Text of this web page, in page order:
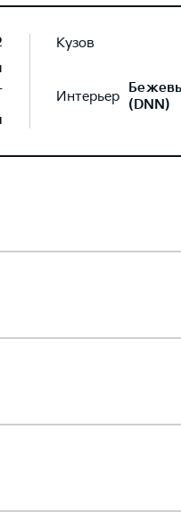
Кузов
Интерьер (DNN)